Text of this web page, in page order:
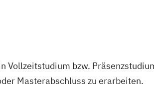
Vollzeitstudium bzw.
Masterabschluss zu erarbeiten.